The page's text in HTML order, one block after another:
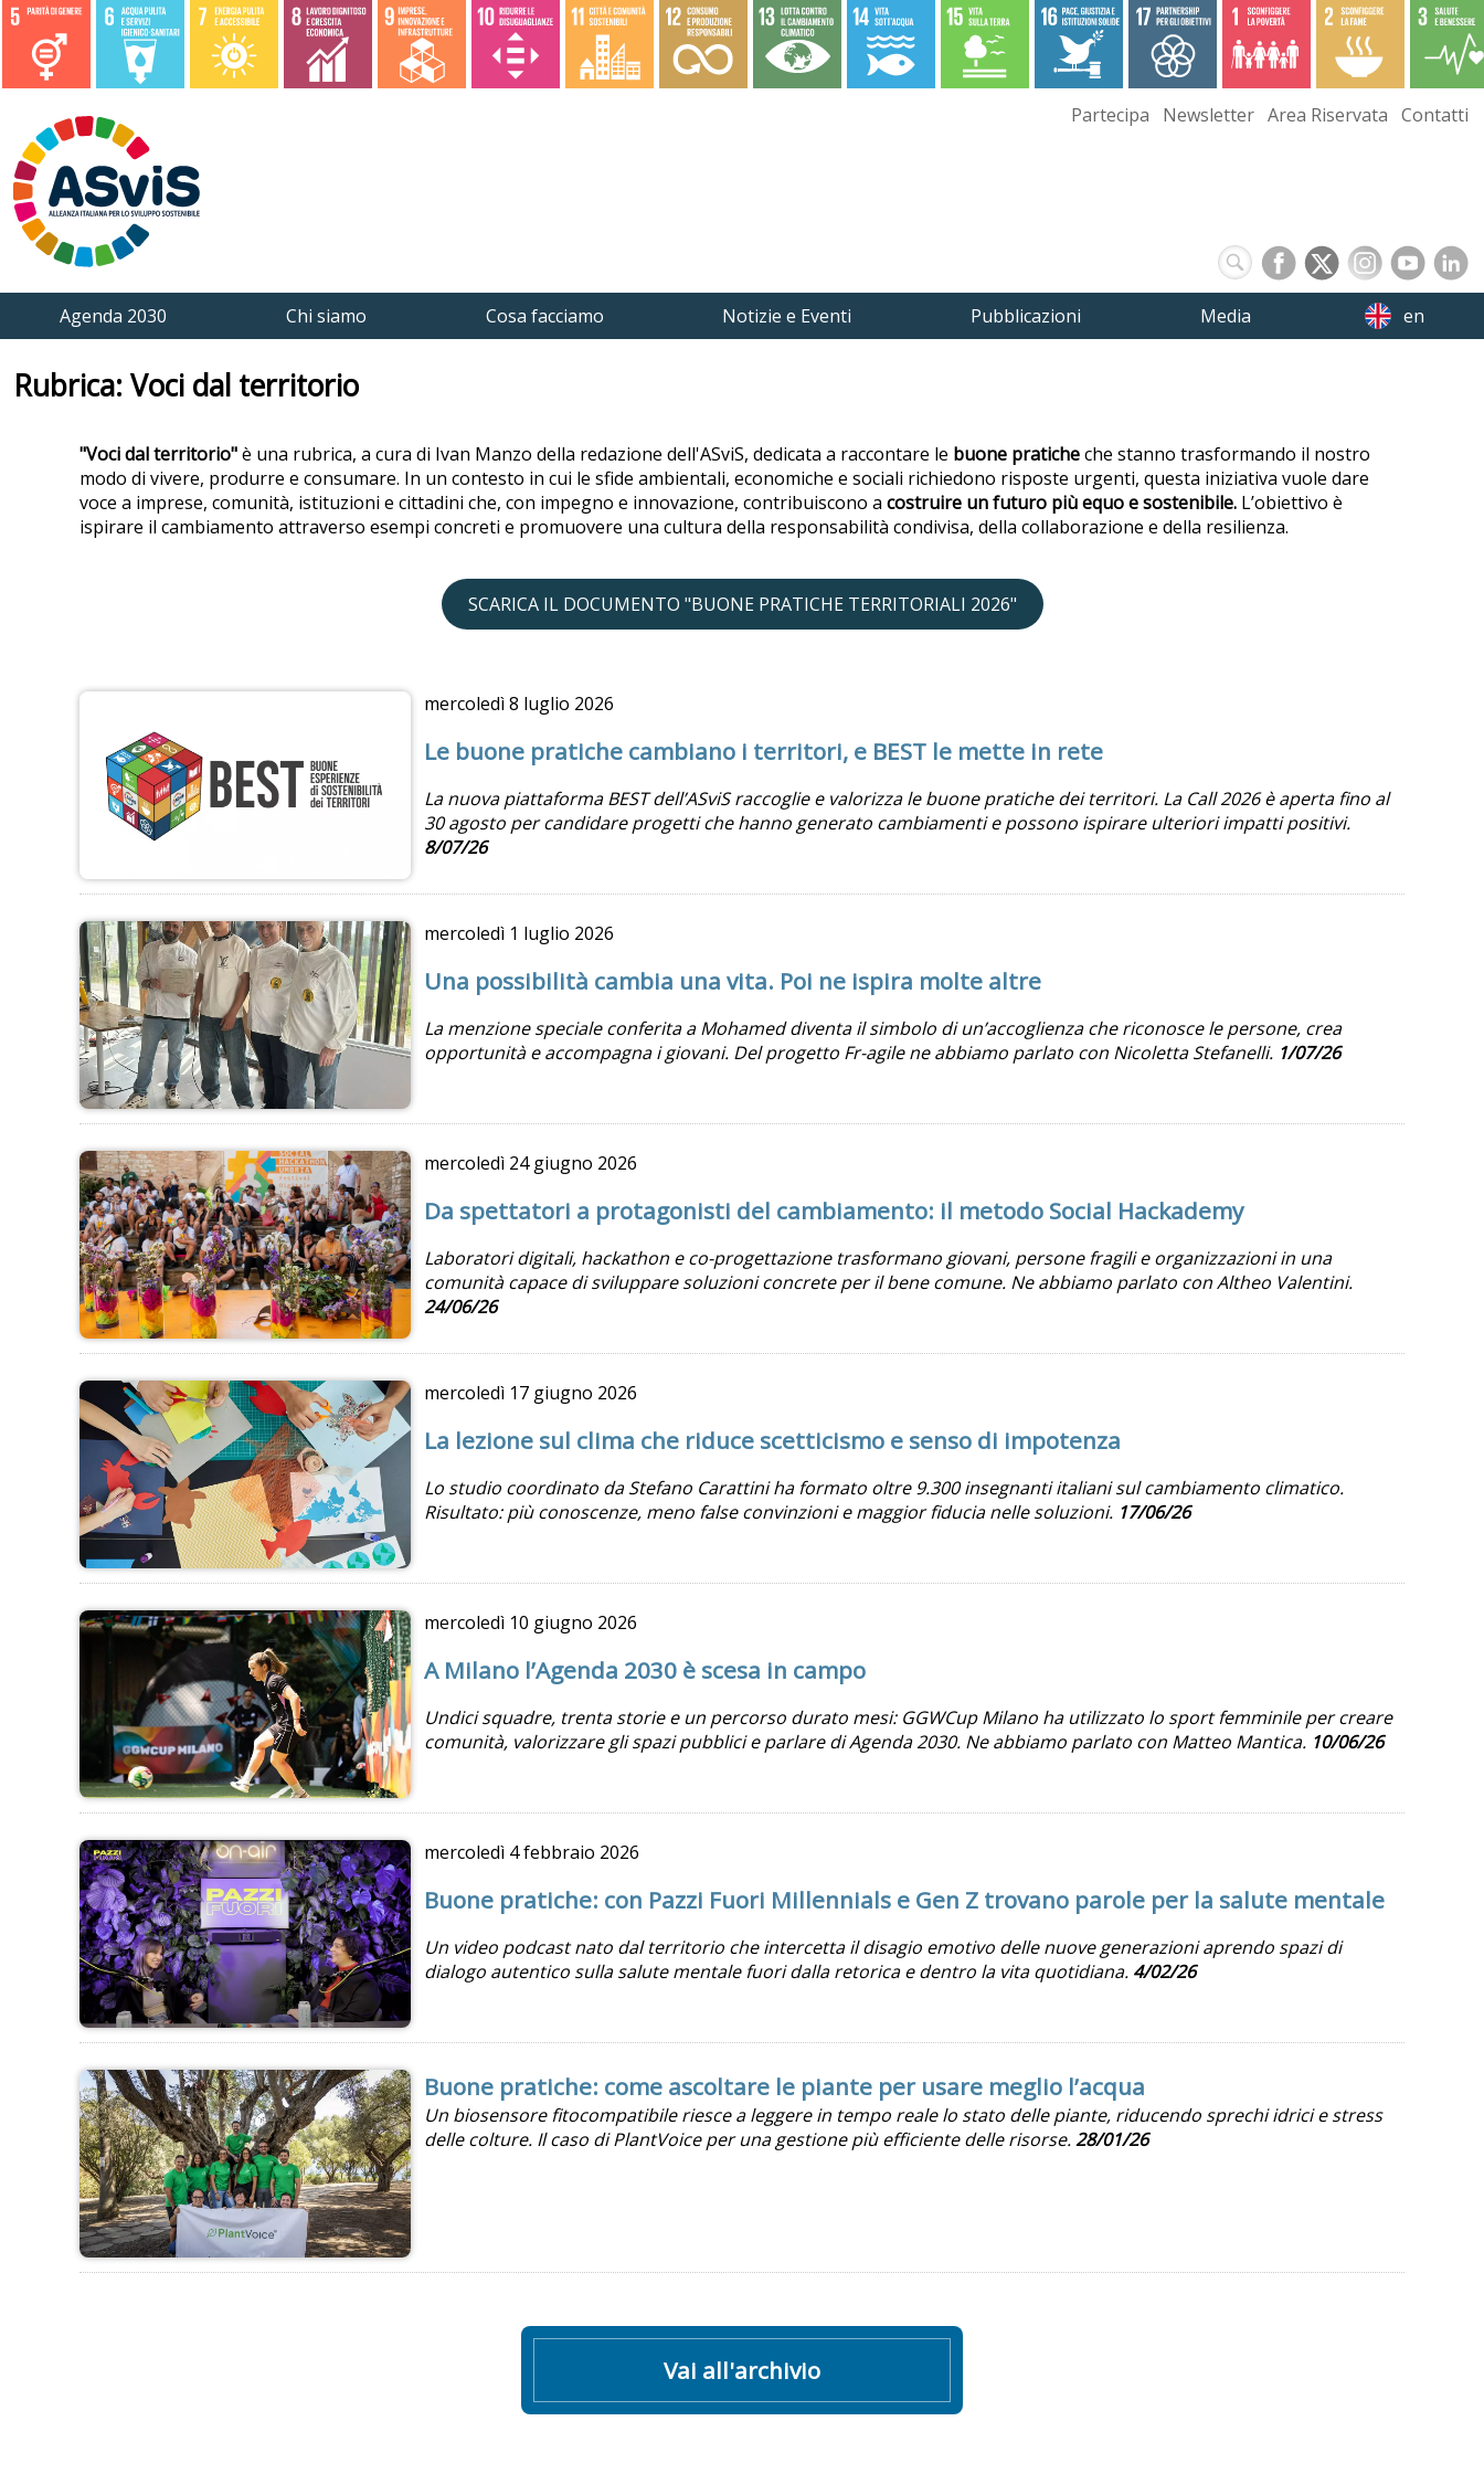
Partecipa Newsletter Area Riservata Contatti
Agenda 2030 Chi siamo Cosa facciamo Notizie e Eventi Pubblicazioni Media en
Rubrica: Voci dal territorio
"Voci dal territorio"è una rubrica, a cura di Ivan Manzo della redazione dell'ASviS, dedicata a raccontare le buone praticheche stanno trasformando il nostro
modo di vivere, produrre e consumare. In un contesto in cui le sfide ambientali, economiche e sociali richiedono risposte urgenti, questa iniziativa vuole dare
voce a imprese, comunità, istituzioni e cittadini che, con impegno e innovazione, contribuiscono a costruire un futuro più equo e sostenibile. L’obiettivo è
ispirare il cambiamento attraverso esempi concreti e promuovere una cultura della responsabilità condivisa, della collaborazione e della resilienza.
SCARICA IL DOCUMENTO "BUONE PRATICHE TERRITORIALI 2026"
mercoledì8 luglio 2026
Le buone pratiche cambiano i territori, e BEST le mette in rete
La nuova piattaforma BEST dell’ASviS raccoglie e valorizza le buone pratiche dei territori. La Call 2026 è aperta fino al
30 agosto per candidare progetti che hanno generato cambiamenti e possono ispirare ulteriori impatti positivi.
8/07/26
mercoledì 1 luglio 2026
Una possibilità cambia una vita. Poi ne ispira molte altre
La menzione speciale conferita a Mohamed diventa il simbolo di un’accoglienza che riconosce le persone, crea
opportunità e accompagna i giovani. Del progetto Fr-agile ne abbiamo parlato con Nicoletta Stefanelli. 1/07/26
mercoledì 24 giugno 2026
Da spettatori a protagonisti del cambiamento: il metodo Social Hackademy
Laboratori digitali, hackathon e co-progettazione trasformano giovani, persone fragili e organizzazioni in una
comunità capace di sviluppare soluzioni concrete per il bene comune. Ne abbiamo parlato con Altheo Valentini.
24/06/26
mercoledì 17 giugno 2026
La lezione sul clima che riduce scetticismo e senso di impotenza
Lo studio coordinato da Stefano Carattini ha formato oltre 9.300 insegnanti italiani sul cambiamento climatico.
Risultato: più conoscenze, meno false convinzioni e maggior fiducia nelle soluzioni. 17/06/26
mercoledì 10 giugno 2026
A Milano l’Agenda 2030 è scesa in campo
Undici squadre, trenta storie e un percorso durato mesi: GGWCup Milano ha utilizzato lo sport femminile per creare
comunità, valorizzare gli spazi pubblici e parlare di Agenda 2030. Ne abbiamo parlato con Matteo Mantica. 10/06/26
mercoledì 4 febbraio 2026
Buone pratiche: con Pazzi Fuori Millennials e Gen Z trovano parole per la salute mentale
Un video podcast nato dal territorio che intercetta il disagio emotivo delle nuove generazioni aprendo spazi di
dialogo autentico sulla salute mentale fuori dalla retorica e dentro la vita quotidiana. 4/02/26
Buone pratiche: come ascoltare le piante per usare meglio l’acqua
Un biosensore fitocompatibile riesce a leggere in tempo reale lo stato delle piante, riducendo sprechi idrici e stress
delle colture. Il caso di PlantVoice per una gestione più efficiente delle risorse.28/01/26
Vai all'archivio